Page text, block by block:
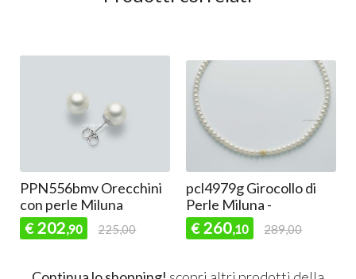
PPN556bmv Orecchini
con perle Miluna
€ 202,90 225,00
pcl4979g Girocollo di
Perle Miluna -
€ 260,10 289,00